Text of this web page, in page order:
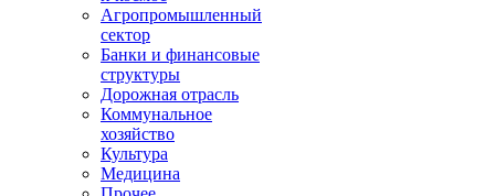
Агропромышленный
сектор
Банки и финансовые
структуры
Дорожная отрасль
Коммунальное
хозяйство
Культура
Медицина